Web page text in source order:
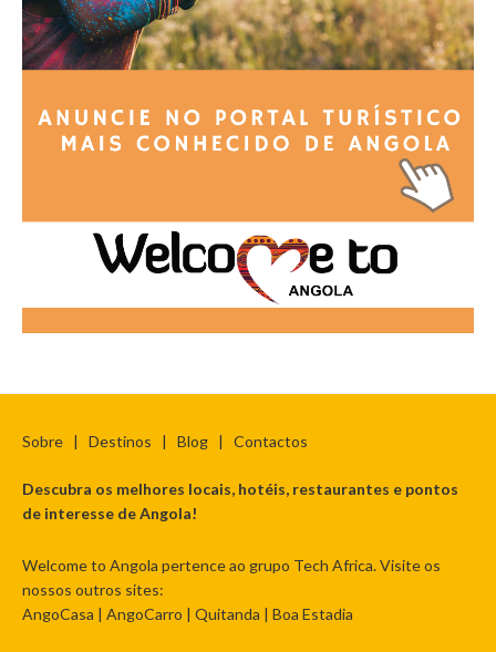
Sobre | Destinos | Blog | Contactos
Descubra os melhores locais, hotéis, restaurantes e pontos
de interesse de Angola!
Welcome to Angola pertence ao grupo Tech Africa. Visite os
nossos outros sites:
AngoCasa | AngoCarro | Quitanda | Boa Estadia